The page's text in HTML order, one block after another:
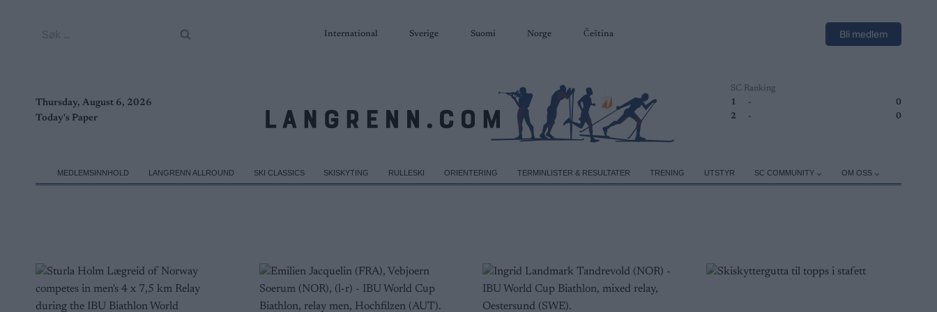
International Sverige Suomi Norge Čeština Bli medlem
Thursday, August 6, 2026
Today's Paper
SC Ranking
1
-
0
2
- 0
MEDLEMSINNHOLD LANGRENN ALLROUND SKI CLASSICS SKISKYTING RULLESKI ORIENTERING TERMINLISTER & RESULTATER TRENING UTSTYR SC COMMUNITY OM OSS